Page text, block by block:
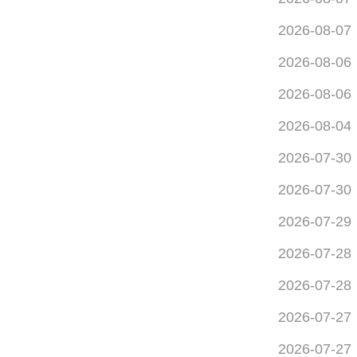
2026-08-07
2026-08-06
2026-08-06
2026-08-04
2026-07-30
2026-07-30
2026-07-29
2026-07-28
2026-07-28
2026-07-27
2026-07-27